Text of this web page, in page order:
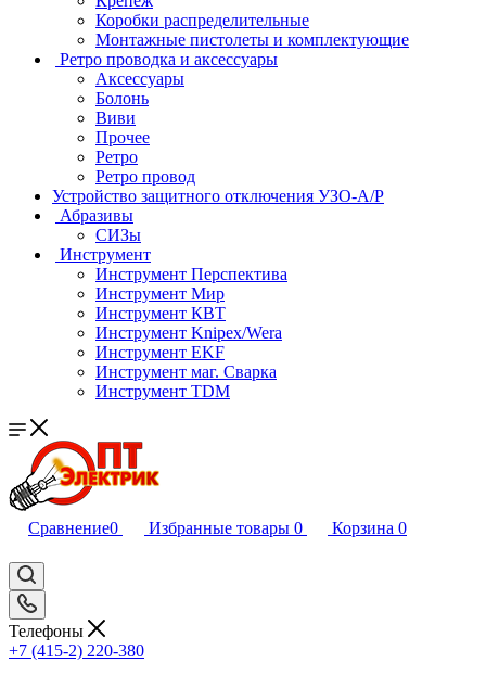
Коробки распределительные
Монтажные пистолеты и комплектующие
Ретро проводка и аксессуары
Аксессуары
Болонь
Виви
Прочее
Ретро
Ретро провод
Устройство защитного отключения УЗО-А/Р
Абразивы
СИЗы
Инструмент
Инструмент Перспектива
Инструмент Мир
Инструмент КВТ
Инструмент Knipex/Wera
Инструмент EKF
Инструмент маг. Сварка
Инструмент TDM
Сравнение0 Избранные товары 0 Корзина 0
Телефоны
+7 (415-2) 220-380